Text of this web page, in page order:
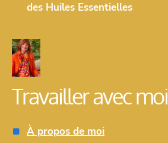
des Huiles Essentielles
Travailler avec moi
À propos de moi